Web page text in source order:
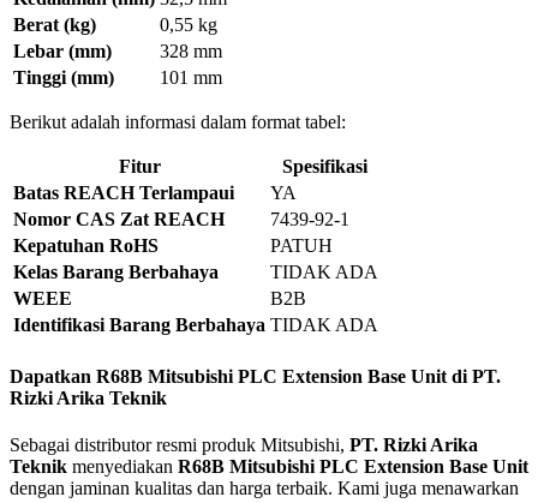
Berat (kg)
0,55 kg
Lebar (mm)
328 mm
Tinggi (mm)
101 mm
Berikut adalah informasi dalam format tabel:
Fitur
Spesifikasi
Batas REACH Terlampaui
YA
Nomor CAS Zat REACH
7439-92-1
Kepatuhan RoHS
PATUH
Kelas Barang Berbahaya
TIDAK ADA
WEEE
B2B
Identifikasi Barang Berbahaya TIDAK ADA
Dapatkan R68B Mitsubishi PLC Extension Base Unit di PT.
Rizki Arika Teknik
Sebagai distributor resmi produk Mitsubishi, PT. Rizki Arika
Teknik menyediakan R68B Mitsubishi PLC Extension Base Unit
dengan jaminan kualitas dan harga terbaik. Kami juga menawarkan